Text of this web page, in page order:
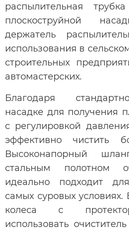
распылительная
плоскоструйной
держатель
использования в
строительных
автомастерских.
Благодаря
насадке для получения
с регулировкой
эффективно чистить
Высоконапорный
стальным полотном
идеально подходит
самых суровых
колеса с
использовать